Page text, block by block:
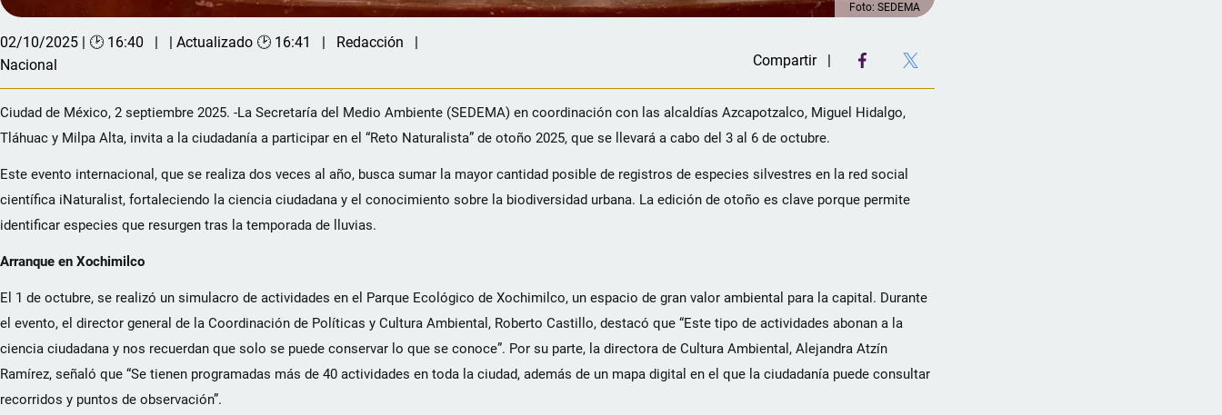
Foto: SEDEMA
02/10/2025 | 🕑 16:40 | Actualizado 🕑 16:41
Redacción
Nacional
Compartir
Ciudad de México, 2 septiembre 2025. -La Secretaría del Medio Ambiente (SEDEMA) en coordinación con las alcaldías Azcapotzalco, Miguel Hidalgo,
Tláhuac y Milpa Alta, invita a la ciudadanía a participar en el “Reto Naturalista” de otoño 2025, que se llevará a cabo del 3 al 6 de octubre.
Este evento internacional, que se realiza dos veces al año, busca sumar la mayor cantidad posible de registros de especies silvestres en la red social
científica iNaturalist, fortaleciendo la ciencia ciudadana y el conocimiento sobre la biodiversidad urbana. La edición de otoño es clave porque permite
identificar especies que resurgen tras la temporada de lluvias.
Arranque en Xochimilco
El 1 de octubre, se realizó un simulacro de actividades en el Parque Ecológico de Xochimilco, un espacio de gran valor ambiental para la capital. Durante
el evento, el director general de la Coordinación de Políticas y Cultura Ambiental, Roberto Castillo, destacó que “Este tipo de actividades abonan a la
ciencia ciudadana y nos recuerdan que solo se puede conservar lo que se conoce”. Por su parte, la directora de Cultura Ambiental, Alejandra Atzín
Ramírez, señaló que “Se tienen programadas más de 40 actividades en toda la ciudad, además de un mapa digital en el que la ciudadanía puede consultar
recorridos y puntos de observación”.